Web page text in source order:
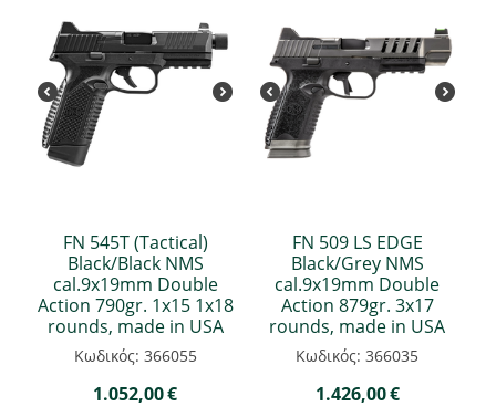
FN 545T (Tactical)
Black/Black NMS
cal.9x19mm Double
Action 790gr. 1x15 1x18
rounds, made in USA
Κωδικός: 366055
1.052,00€
FN 509 LS EDGE
Black/Grey NMS
cal.9x19mm Double
Action 879gr. 3x17
rounds, made in USA
Κωδικός: 366035
1.426,00€